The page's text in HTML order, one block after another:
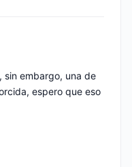
sin embargo, una de
espero que eso